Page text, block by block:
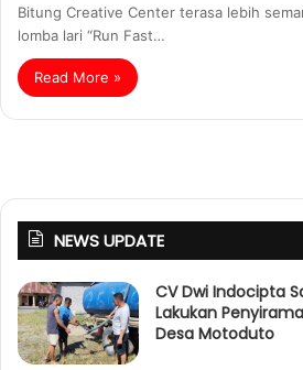
Bitung Creative Center terasa lebih
lomba lari “Run Fast…
Read More »
NEWS UPDATE
CV Dwi Indocipta
Lakukan
Desa Motoduto